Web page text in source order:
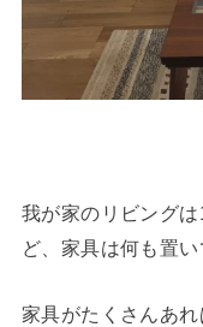
我が家のリビング
ど、家具は何も置
家具がたくさんあ